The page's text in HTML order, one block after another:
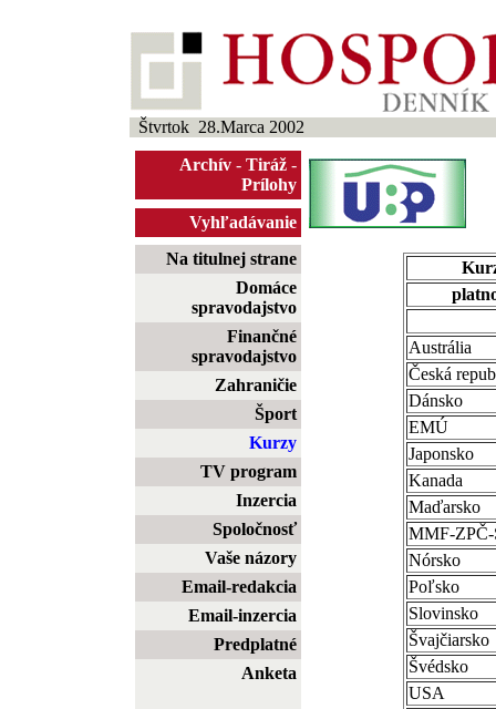
Štvrtok 28.Marca 2002
Archív - Tiráž -
Prílohy
Vyhľadávanie
Na titulnej strane
Domáce
spravodajstvo
Finančné
spravodajstvo
Zahraničie
Šport
Kurzy
TV program
Inzercia
Spoločnosť
Vaše názory
Email-redakcia
Email-inzercia
Predplatné
Anketa
Austrália
Česká
Dánsko
EMÚ
Japonsko
Kanada
Maďarsko
MMF-
Nórsko
Poľsko
Slovinsko
Švajčiarsko
Švédsko
USA